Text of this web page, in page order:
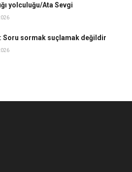
yolculuğu/Ata Sevgi
Soru sormak suçlamak değildir